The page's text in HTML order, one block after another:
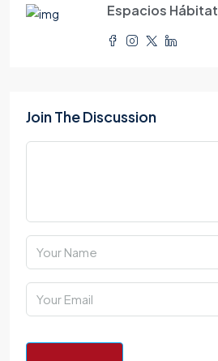
Espacios Hábitat
Join The Discussion